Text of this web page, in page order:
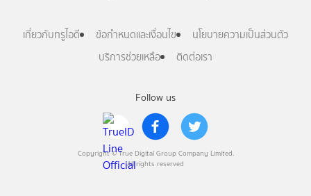
Follow us
Copyright © True Digital Group Company Limited.
All rights reserved
เกี่ยวกับทรูไอดี ข้อกำหนดและเงื่อนไข
นโยบายความเป็นส่วนตัว
บริการช่วยเหลือ
ติดต่อเรา